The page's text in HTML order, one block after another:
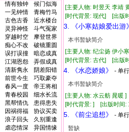
情有独钟
候门似海
一见钟情
青梅竹马
古色古香
近水楼台
灵异神怪
斗气冤家
穿越时空
摩登世界
痴心不改
破镜重圆
误打误撞
暗恋成真
江湖恩怨
弄假成真
清新隽永
阴差阳错
前世今生
巧取豪夺
春风一度
帝王将相
青春校园
细水长流
黑帮情仇
患得患失
因祸得福
协议买卖
浪子回头
久别重逢
虐恋情深
异国情缘
[主要人物: 时昱天 李靖
[时代背景: 现代] [出
3. 《小寒姑娘爱出游》
本书暂缺简介
[主要人物: 纪尘扬 伊小
[时代背景: 古代] [出
4. 《水恋娇娘》 - 单
本书暂缺简介
[主要人物: 水云舫 晁
[时代背景: ] [出版时间
5. 《前尘追想》 - 单
暂缺